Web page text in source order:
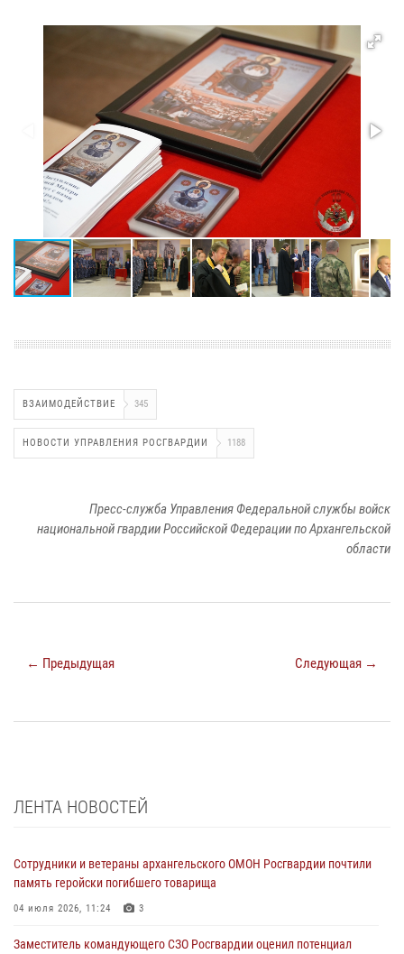
ВЗАИМОДЕЙСТВИЕ 345
НОВОСТИ УПРАВЛЕНИЯ РОСГВАРДИИ 1188
Пресс-служба Управления Федеральной службы войск
национальной гвардии Российской Федерации по Архангельской
области
← Предыдущая Следующая →
ЛЕНТА НОВОСТЕЙ
Сотрудники и ветераны архангельского ОМОН Росгвардии почтили
память геройски погибшего товарища
04 июля 2026, 11:24 3
Заместитель командующего СЗО Росгвардии оценил потенциал